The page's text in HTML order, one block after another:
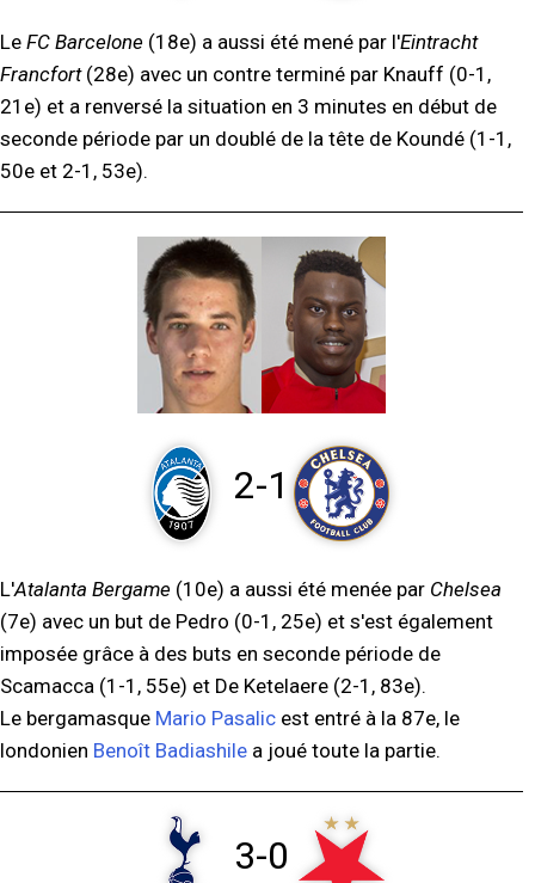
Le FC Barcelone (18e) a aussi été mené par l'Eintracht
Francfort(28e) avec un contre terminé par Knauff (0-1,
21e) et a renversé la situation en 3 minutes en début de
seconde période par un doublé de la tête de Koundé (1-1,
50e et 2-1, 53e).
2-1
L'Atalanta Bergame (10e) a aussi été menée par Chelsea
(7e) avec un but de Pedro (0-1, 25e) et s'est également
imposée grâce à des buts en seconde période de
Scamacca (1-1, 55e) et De Ketelaere (2-1, 83e).
Le bergamasque Mario Pasalic est entré à la 87e, le
londonien Benoît Badiashile a joué toute la partie.
3-0